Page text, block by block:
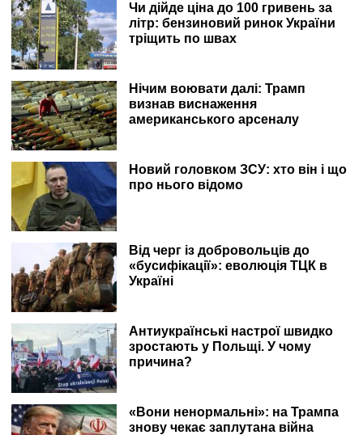
Чи дійде ціна до 100 гривень за
літр: бензиновий ринок України
тріщить по швах
Нічим воювати далі: Трамп
визнав виснаження
американського арсеналу
Новий головком ЗСУ: хто він і що
про нього відомо
Від черг із добровольців до
«бусифікації»: еволюція ТЦК в
Україні
Антиукраїнські настрої швидко
зростають у Польщі. У чому
причина?
«Вони ненормальні»: на Трампа
знову чекає заплутана війна